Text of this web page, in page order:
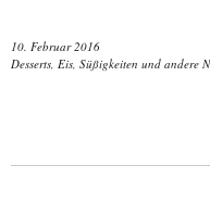
10. Februar 2016
Desserts, Eis, Süßigkeiten und andere